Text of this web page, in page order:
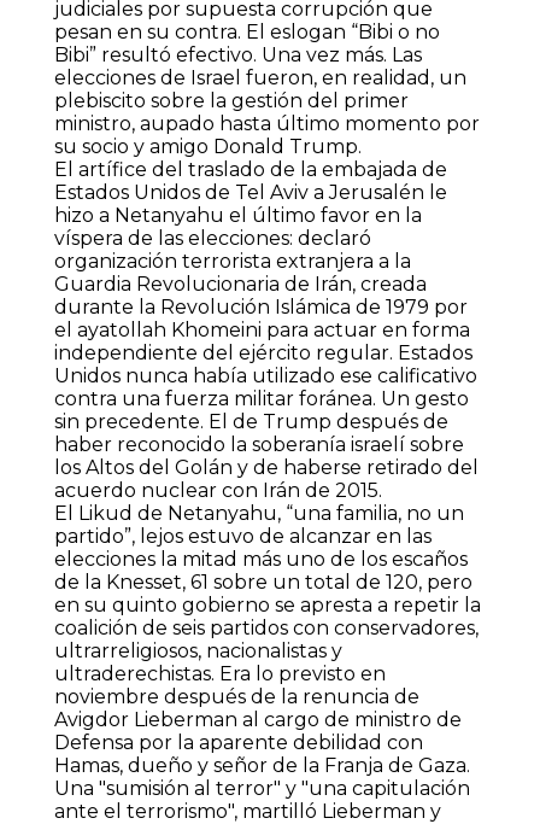
judiciales por supuesta corrupción que
pesan en su contra. El eslogan “Bibi o no
Bibi” resultó efectivo. Una vez más. Las
elecciones de Israel fueron, en realidad, un
plebiscito sobre la gestión del primer
ministro, aupado hasta último momento por
su socio y amigo Donald Trump.
El artífice del traslado de la embajada de
Estados Unidos de Tel Aviv a Jerusalén le
hizo a Netanyahu el último favor en la
víspera de las elecciones: declaró
organización terrorista extranjera a la
Guardia Revolucionaria de Irán, creada
durante la Revolución Islámica de 1979 por
el ayatollah Khomeini para actuar en forma
independiente del ejército regular. Estados
Unidos nunca había utilizado ese calificativo
contra una fuerza militar foránea. Un gesto
sin precedente. El de Trump después de
haber reconocido la soberanía israelí sobre
los Altos del Golán y de haberse retirado del
acuerdo nuclear con Irán de 2015.
El Likud de Netanyahu, “una familia, no un
partido”, lejos estuvo de alcanzar en las
elecciones la mitad más uno de los escaños
de la Knesset, 61 sobre un total de 120, pero
en su quinto gobierno se apresta a repetir la
coalición de seis partidos con conservadores,
ultrarreligiosos, nacionalistas y
ultraderechistas. Era lo previsto en
noviembre después de la renuncia de
Avigdor Lieberman al cargo de ministro de
Defensa por la aparente debilidad con
Hamas, dueño y señor de la Franja de Gaza.
Una "sumisión al terror" y "una capitulación
ante el terrorismo", martilló Lieberman y